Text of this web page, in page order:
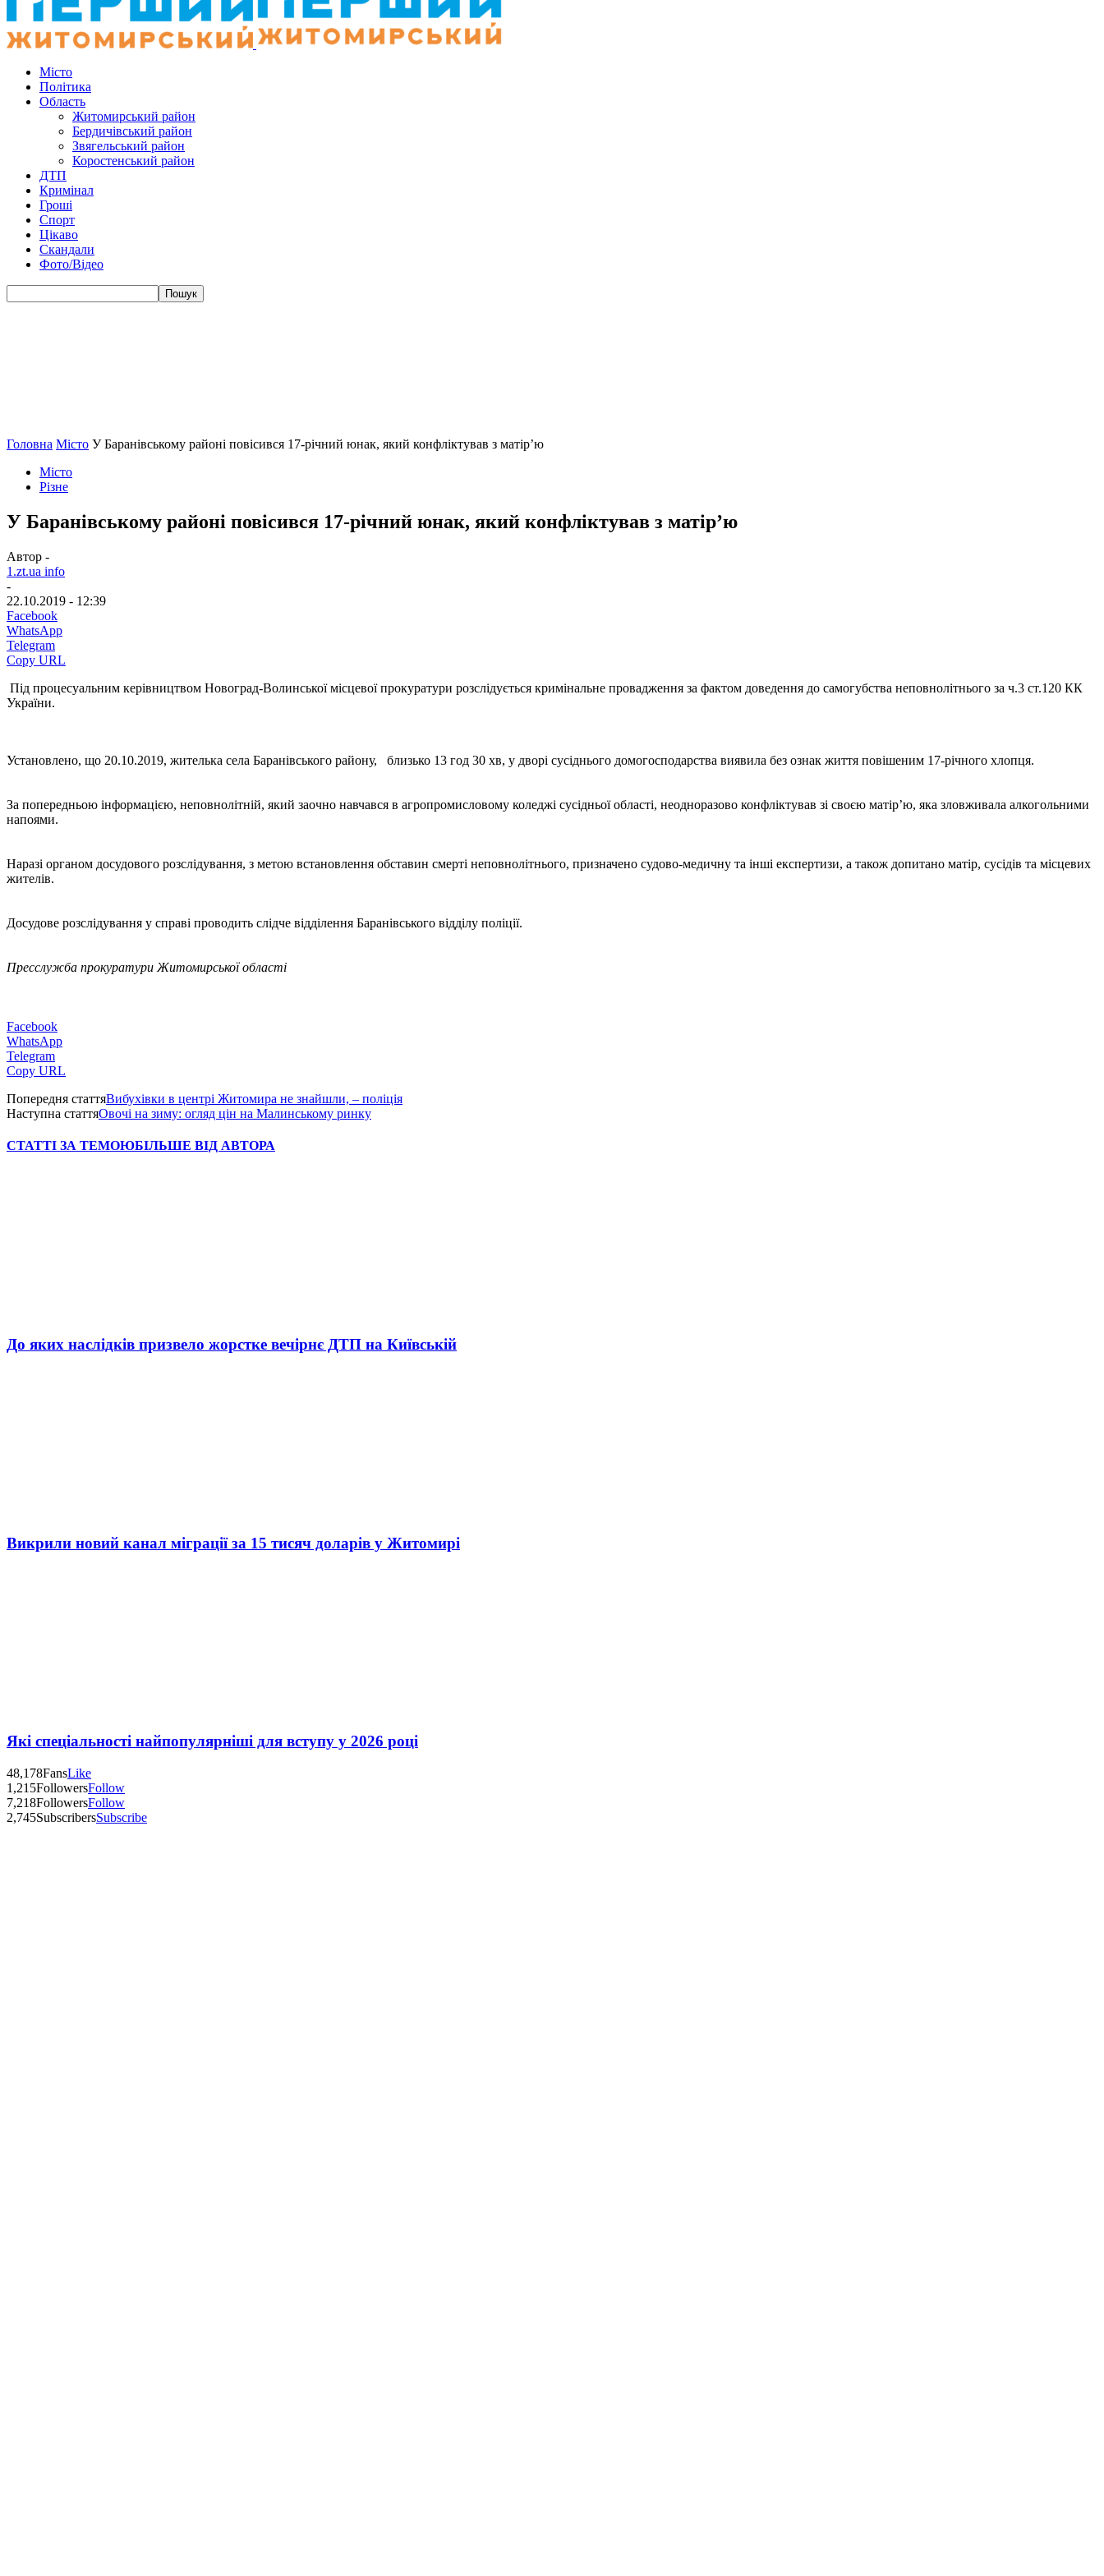
Місто
Політика
Область
Житомирський район
Бердичівський район
Звягельський район
Коростенський район
ДТП
Кримінал
Гроші
Спорт
Цікаво
Скандали
Фото/Відео
Головна Місто У Баранівському районі повісився 17-річний юнак, який конфліктував з матір’ю
Місто
Різне
У Баранівському районі повісився 17-річний юнак, який конфліктував з матір’ю
Автор -
1.zt.ua info
-
22.10.2019 - 12:39
Facebook
WhatsApp
Telegram
Copy URL
Під процесуальним керівництвом Новоград-Волинської місцевої прокуратури розслідується кримінальне провадження за фактом доведення до самогубства неповнолітнього за ч.3 ст.120 КК
України.
Установлено, що 20.10.2019, жителька села Баранівського району, близько 13 год 30 хв, у дворі сусіднього домогосподарства виявила без ознак життя повішеним 17-річного хлопця.
За попередньою інформацією, неповнолітній, який заочно навчався в агропромисловому коледжі сусідньої області, неодноразово конфліктував зі своєю матір’ю, яка зловживала алкогольними
напоями.
Наразі органом досудового розслідування, з метою встановлення обставин смерті неповнолітнього, призначено судово-медичну та інші експертизи, а також допитано матір, сусідів та місцевих
жителів.
Досудове розслідування у справі проводить слідче відділення Баранівського відділу поліції.
Пресслужба прокуратури Житомирської області
Facebook
WhatsApp
Telegram
Copy URL
Попередня статтяВибухівки в центрі Житомира не знайшли, – поліція
Наступна статтяОвочі на зиму: огляд цін на Малинському ринку
СТАТТІ ЗА ТЕМОЮБІЛЬШЕ ВІД АВТОРА
До яких наслідків призвело жорстке вечірнє ДТП на Київській
Викрили новий канал міграції за 15 тисяч доларів у Житомирі
Які спеціальності найпопулярніші для вступу у 2026 році
48,178FansLike
1,215FollowersFollow
7,218FollowersFollow
2,745SubscribersSubscribe